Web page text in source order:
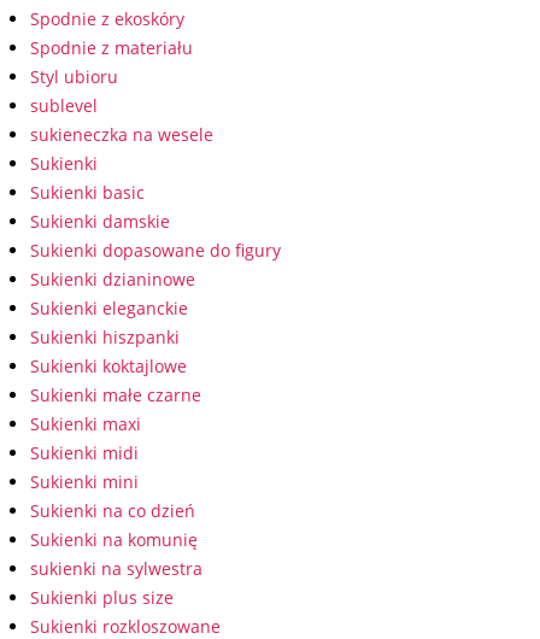
Spodnie z ekoskóry
Spodnie z materiału
Styl ubioru
sublevel
sukieneczka na wesele
Sukienki
Sukienki basic
Sukienki damskie
Sukienki dopasowane do figury
Sukienki dzianinowe
Sukienki eleganckie
Sukienki hiszpanki
Sukienki koktajlowe
Sukienki małe czarne
Sukienki maxi
Sukienki midi
Sukienki mini
Sukienki na co dzień
Sukienki na komunię
sukienki na sylwestra
Sukienki plus size
Sukienki rozkloszowane